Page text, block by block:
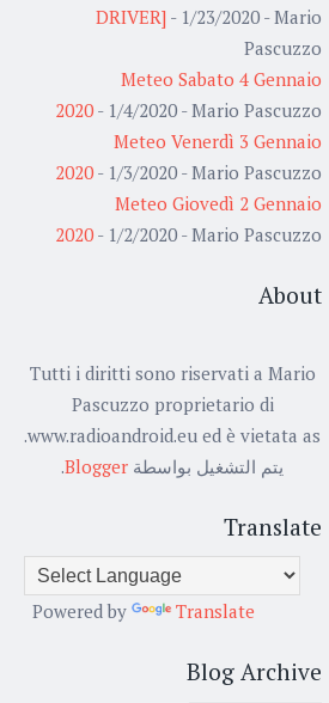
DRIVER] - 1/23/2020 - Mario
Pascuzzo
Meteo Sabato 4 Gennaio
2020 - 1/4/2020 - Mario Pascuzzo
Meteo Venerdì 3 Gennaio
2020 - 1/3/2020 - Mario Pascuzzo
Meteo Giovedì 2 Gennaio
2020 - 1/2/2020 - Mario Pascuzzo
About
Tutti i diritti sono riservati a Mario
Pascuzzo proprietario di
www.radioandroid.eu ed è vietata as.
يتم التشغيل بواسطة Blogger
.
Translate
Powered by Translate
Blog Archive